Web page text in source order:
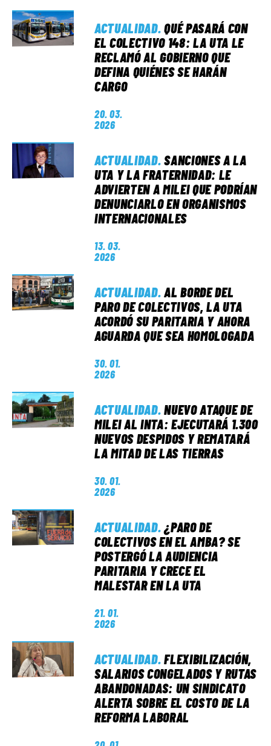
ACTUALIDAD. QUÉ PASARÁ CON
EL COLECTIVO 148: LA UTA LE
RECLAMÓ AL GOBIERNO QUE
DEFINA QUIÉNES SE HARÁN
CARGO
20. 03.
2026
ACTUALIDAD. SANCIONES A LA
UTA Y LA FRATERNIDAD: LE
ADVIERTEN A MILEI QUE PODRÍAN
DENUNCIARLO EN ORGANISMOS
INTERNACIONALES
13. 03.
2026
ACTUALIDAD. AL BORDE DEL
PARO DE COLECTIVOS, LA UTA
ACORDÓ SU PARITARIA Y AHORA
AGUARDA QUE SEA HOMOLOGADA
30. 01.
2026
ACTUALIDAD. NUEVO ATAQUE DE
MILEI AL INTA: EJECUTARÁ 1.300
NUEVOS DESPIDOS Y REMATARÁ
LA MITAD DE LAS TIERRAS
30. 01.
2026
ACTUALIDAD. ¿PARO DE
COLECTIVOS EN EL AMBA? SE
POSTERGÓ LA AUDIENCIA
PARITARIA Y CRECE EL
MALESTAR EN LA UTA
21. 01.
2026
ACTUALIDAD. FLEXIBILIZACIÓN,
SALARIOS CONGELADOS Y RUTAS
ABANDONADAS: UN SINDICATO
ALERTA SOBRE EL COSTO DE LA
REFORMA LABORAL